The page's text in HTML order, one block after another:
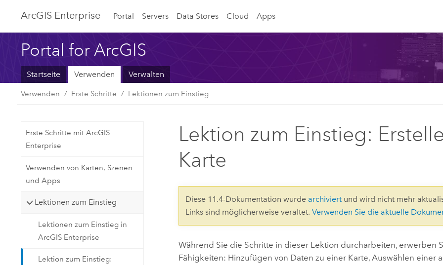
ArcGIS Enterprise Portal Servers Data Stores Cloud Apps
Portal for ArcGIS
Startseite Verwenden Verwalten
Verwenden Erste Schritte Lektionen zum Einstieg
Erste Schritte mit ArcGIS
Enterprise
Verwenden von Karten, Szenen
und Apps
Lektionen zum Einstieg
Lektionen zum Einstieg in
ArcGIS Enterprise
Lektion zum Einstieg:
Lektion zum Einstieg:
Karte
Diese 11.4-Dokumentation wurde archiviert und wird nicht mehr
Links sind möglicherweise veraltet.Verwenden Sie die aktuelle
Während Sie die Schritte in dieser Lektion durcharbeiten, erwerben
Fähigkeiten: Hinzufügen von Daten zu einer Karte, Auswählen einer